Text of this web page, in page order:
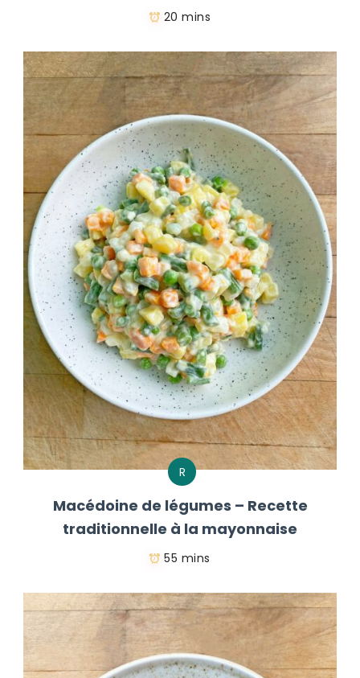
20 mins
R
Macédoine de légumes – Recette
traditionnelle à la mayonnaise
55 mins